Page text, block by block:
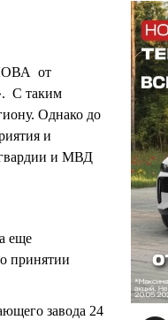
от
С таким
Однако до
и
гвардии и МВД
еще
принятии
завода 24